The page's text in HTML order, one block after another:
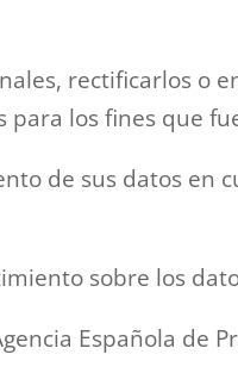
rectificarlos o
para los fines que
de sus datos en
sobre los
Española de